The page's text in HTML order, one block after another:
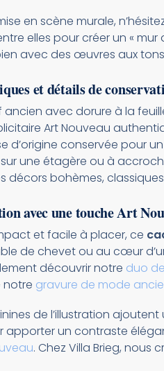
en scène murale,
elles pour créer un « mur
avec des œuvres aux
et détails de
ancien avec dorure à la
Art Nouveau
d’origine conservée pour
une étagère ou à
décors bohèmes,
avec une touche Art
et facile à placer, ce
de chevet ou au cœur
découvrir notre duo
notre gravure de mode
de l’illustration
apporter un contraste
. Chez Villa Brieg,